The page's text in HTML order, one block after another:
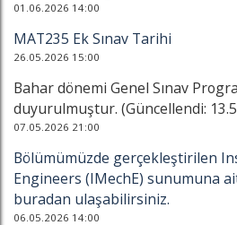
01.06.2026 14:00
MAT235 Ek Sınav Tarihi
26.05.2026 15:00
Bahar dönemi Genel Sınav
duyurulmuştur. (Güncellendi:
07.05.2026 21:00
Bölümümüzde gerçekleştirilen
Engineers (IMechE) sunumuna
buradan ulaşabilirsiniz.
06.05.2026 14:00